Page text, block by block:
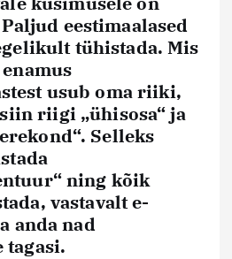
eestimaalased
tühistada. Mis
usub oma riiki,
riigi „ühisosa“ ja
Selleks
ning kõik
vastavalt e-
anda nad
tagasi.